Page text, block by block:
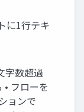
に1行テキ
字数超過
フローを
ョンで